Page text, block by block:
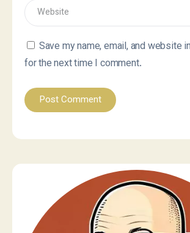
Save my name, email, and website
for the next time I comment.